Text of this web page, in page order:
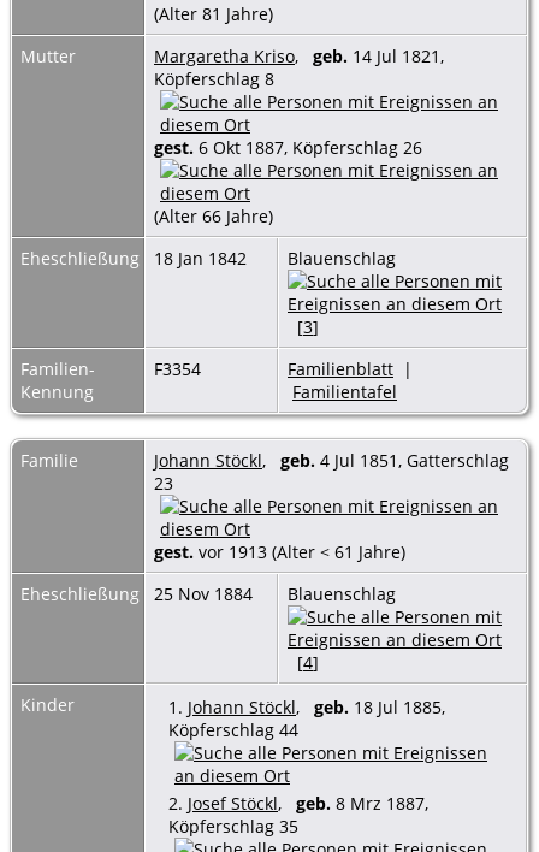
(Alter 81 Jahre)
Mutter
Margaretha Kriso, geb. 14 Jul 1821,
Köpferschlag 8
gest. 6 Okt 1887, Köpferschlag 26
(Alter 66 Jahre)
Eheschließung
18 Jan 1842 Blauenschlag
[3]
Familien-
Kennung
F3354 Familienblatt |
Familientafel
Familie Johann Stöckl, geb. 4 Jul 1851, Gatterschlag
23
gest. vor 1913 (Alter < 61 Jahre)
Eheschließung
25 Nov 1884 Blauenschlag
[4]
Kinder
1. Johann Stöckl, geb. 18 Jul 1885,
Köpferschlag 44
2. Josef Stöckl, geb. 8 Mrz 1887,
Köpferschlag 35